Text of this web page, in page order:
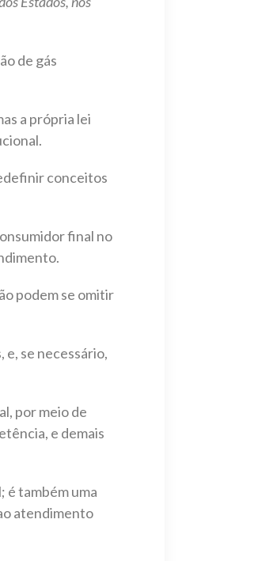
de gás
a própria lei
conceitos
final no
podem se omitir
se necessário,
por meio de
e demais
é também uma
atendimento